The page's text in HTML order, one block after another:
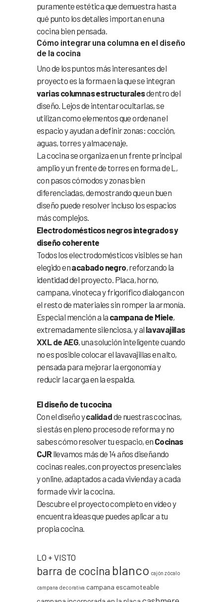
puramente estética que demuestra hasta
qué punto los detalles importan en una
cocina bien pensada.
Cómo integrar una columna en el diseño
de la cocina
Uno de los puntos más interesantes del
proyecto es la forma en la que se integran
varias columnas estructuralesdentro del
diseño. Lejos de intentar ocultarlas, se
utilizan como elementos que ordenan el
espacio y ayudan a definir zonas: cocción,
aguas, torres y almacenaje.
La cocina se organiza en un frente principal
amplio y un frente de torres en forma de L,
con pasos cómodos y zonas bien
diferenciadas, demostrando que un buen
diseño puede resolver incluso los espacios
más complejos.
Electrodomésticos negros integrados y
diseño coherente
Todos los electrodomésticos visibles se han
elegido enacabado negro, reforzando la
identidad del proyecto. Placa, horno,
campana, vinoteca y frigorífico dialogan con
el resto de materiales sin romper la armonía.
Especial mención a la campana de Miele,
extremadamente silenciosa, y al lavavajillas
XXL de AEG, una solución inteligente cuando
no es posible colocar el lavavajillas en alto,
pensada para mejorar la ergonomía y
reducir la carga en la espalda.
El diseño de tu cocina
Con el diseño ycalidadde nuestras cocinas,
si estás en pleno proceso de reforma y no
sabes cómo resolver tu espacio, en Cocinas
CJR llevamos más de 14 años diseñando
cocinas reales, con proyectos presenciales
y online, adaptados a cada vivienda y a cada
forma de vivir la cocina.
Descubre el proyecto completo en vídeo y
encuentra ideas que puedes aplicar a tu
propia cocina.
LO + VISTO
barra de cocina blanco cajón zócalo
campana decorativa campana escamoteable